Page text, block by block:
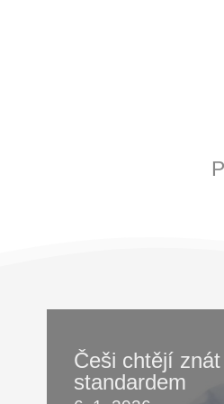
Češi chtějí
standardem